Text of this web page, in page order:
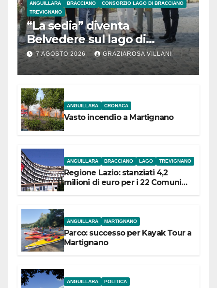
ANGUILLARA BRACCIANO
CONSORZIO LAGO DI BRACCIANO
TREVIGNANO
“La sedia” diventa
Belvedere sul lago di
Bracciano: ieri
l’inaugurazione
7 AGOSTO 2026 GRAZIAROSA VILLANI
ANGUILLARA CRONACA
Vasto incendio a Martignano
ANGUILLARA BRACCIANO LAGO TREVIGNANO
Regione Lazio: stanziati 4,2
milioni di euro per i 22 Comuni
ANGUILLARA MARTIGNANO
Parco: successo per Kayak Tour a
Martignano
ANGUILLARA POLITICA